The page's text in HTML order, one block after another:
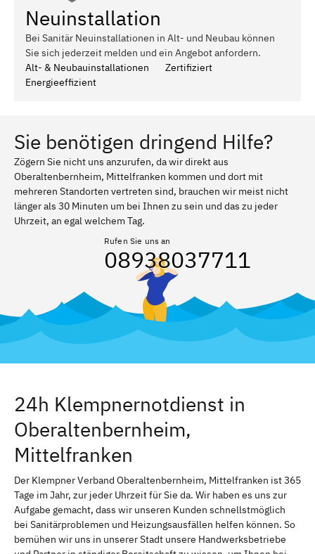
Neuinstallation
Bei Sanitär Neuinstallationen in Alt- und Neubau können
Sie sich jederzeit melden und ein Angebot anfordern.
Alt- & Neubauinstallationen
Zertifiziert
Energieeffizient
Sie benötigen dringend Hilfe?
Zögern Sie nicht uns anzurufen, da wir direkt aus
Oberaltenbernheim, Mittelfranken kommen und dort mit
mehreren Standorten vertreten sind, brauchen wir meist nicht
länger als 30 Minuten um bei Ihnen zu sein und das zu jeder
Uhrzeit, an egal welchem Tag.
Rufen Sie uns an
08938037711
24h Klempnernotdienst in
Oberaltenbernheim,
Mittelfranken
Der Klempner Verband Oberaltenbernheim, Mittelfranken ist 365
Tage im Jahr, zur jeder Uhrzeit für Sie da. Wir haben es uns zur
Aufgabe gemacht, dass wir unseren Kunden schnellstmöglich
bei Sanitärproblemen und Heizungsausfällen helfen können. So
bemühen wir uns in unserer Stadt unsere Handwerksbetriebe